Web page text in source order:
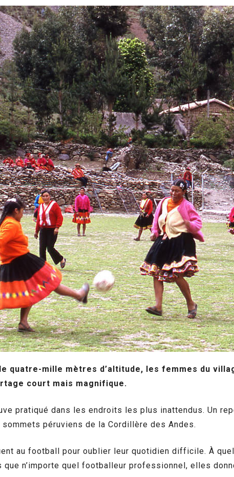
quatre-mille mètres d’altitude, les femmes du
court mais magnifique.
pratiqué dans les endroits les plus inattendus. Un
péruviens de la Cordillère des Andes.
au football pour oublier leur quotidien difficile. À
que n’importe quel footballeur professionnel, elles